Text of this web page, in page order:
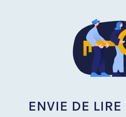
ENVIE DE LIRE